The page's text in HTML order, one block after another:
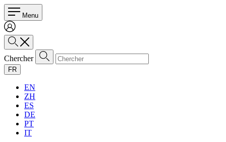
Menu
Chercher
FR
EN
ZH
ES
DE
PT
IT